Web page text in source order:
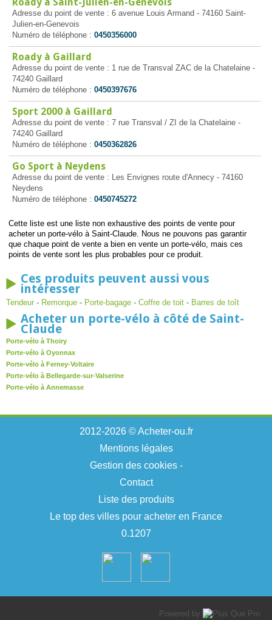
Adresse du point de vente : 6 avenue Louis Armand - 74160 Saint-
Julien-en-Genevois
Numéro de téléphone : 0450356000
Roady à Gaillard
Adresse du point de vente : 1 rue de Transval ZAC de la Chatelaine -
74240 Gaillard
Numéro de téléphone : 0450397676
Sport 2000 à Gaillard
Adresse du point de vente : 7 rue Transval / ZI de la Chatelaine -
74240 Gaillard
Numéro de téléphone : 0450362826
Go Sport à Neydens
Adresse du point de vente : Les Envignes route d'Annecy - 74160
Neydens
Numéro de téléphone : 0450745272
Cette liste est une liste non exhaustive des points de vente pour
acheter un porte-vélo à Saint-Claude. Nous ne pouvons pas garantir
que chaque point de vente a bien en vente un porte-vélo, mais ces
points de vente sont les plus probables pour ce produit.
Ces produits peuvent aussi vous
intéresser
Tendeur - Remorque - Porte-bagage - Coffre de toit - Barres de toît
Acheter un porte-vélo à côté de Saint-
Claude
Porte-vélo à Thoiry
Porte-vélo à Oyonnax
Porte-vélo à Ferney-Voltaire
Porte-vélo à Bellegarde-sur-Valserine
Porte-vélo à Annemasse
2012-2026 © Acheter-ou.fr
Mentions légales
Gestion des cookies-
Contact
Liste des produits
Le top des villes pour acheter en France
0.1207
Powered by